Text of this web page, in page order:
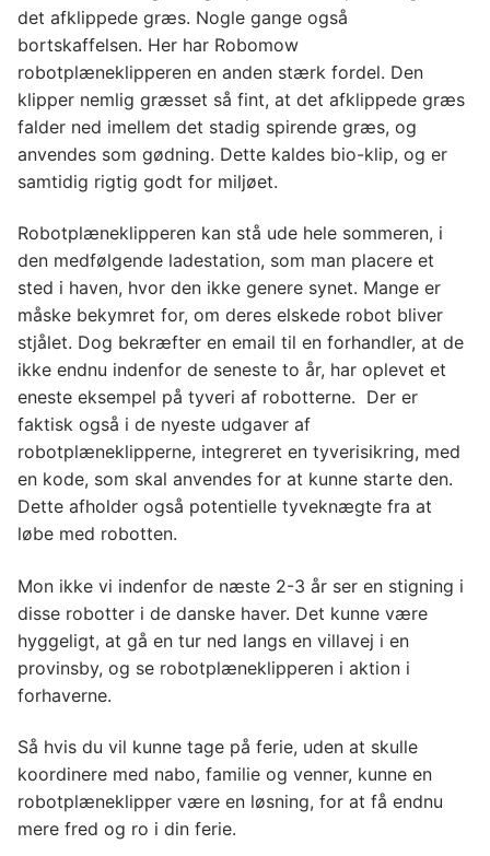
det afklippede græs. Nogle gange også
bortskaffelsen. Her har Robomow
robotplæneklipperen en anden stærk fordel. Den
klipper nemlig græsset så fint, at det afklippede græs
falder ned imellem det stadig spirende græs, og
anvendes som gødning. Dette kaldes bio-klip, og er
samtidig rigtig godt for miljøet.
Robotplæneklipperen kan stå ude hele sommeren, i
den medfølgende ladestation, som man placere et
sted i haven, hvor den ikke genere synet. Mange er
måske bekymret for, om deres elskede robot bliver
stjålet. Dog bekræfter en email til en forhandler, at de
ikke endnu indenfor de seneste to år, har oplevet et
eneste eksempel på tyveri af robotterne. Der er
faktisk også i de nyeste udgaver af
robotplæneklipperne, integreret en tyverisikring, med
en kode, som skal anvendes for at kunne starte den.
Dette afholder også potentielle tyveknægte fra at
løbe med robotten.
Mon ikke vi indenfor de næste 2-3 år ser en stigning i
disse robotter i de danske haver. Det kunne være
hyggeligt, at gå en tur ned langs en villavej i en
provinsby, og se robotplæneklipperen i aktion i
forhaverne.
Så hvis du vil kunne tage på ferie, uden at skulle
koordinere med nabo, familie og venner, kunne en
robotplæneklipper være en løsning, for at få endnu
mere fred og ro i din ferie.